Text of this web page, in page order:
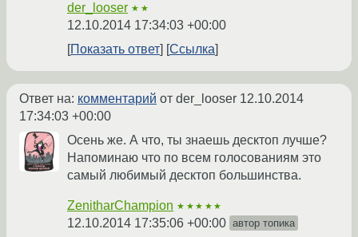
der_looser ★★
12.10.2014 17:34:03 +00:00
Показать ответ
Ссылка
Ответ на: комментарий от der_looser 12.10.2014
17:34:03 +00:00
Осень же. А что, ты знаешь десктоп лучше?
Напоминаю что по всем голосованиям это
самый любимый десктоп большинства.
ZenitharChampion ★★★★★
12.10.2014 17:35:06 +00:00 автор топика